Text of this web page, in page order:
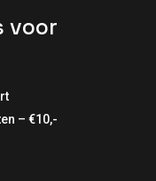
voor
– €10,-